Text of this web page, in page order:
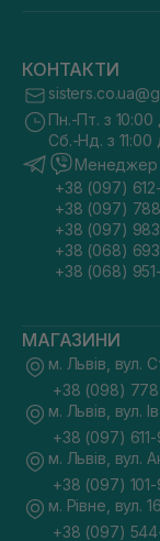
КОНТАКТИ
Пн.-Пт. з 10:00
Сб.-Нд. з 11:00
Менеджер
+38 (097)
+38 (097)
+38 (097)
+38 (068)
+38 (068)
МАГАЗИНИ
м. Львів, вул.
+38 (098)
м. Львів, вул.
+38 (097)
м. Львів, вул.
+38 (097) 101-
м. Рівне, вул.
+38 (097)